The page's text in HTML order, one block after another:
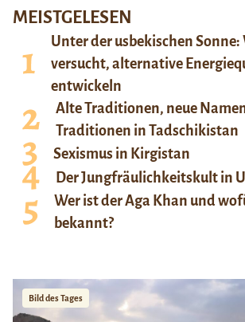
MEISTGELESEN
Unter der usbekischen
versucht, alternative
entwickeln
Alte Traditionen, neue
Traditionen in Tadschikistan
Sexismus in Kirgistan
Der Jungfräulichkeitskult in
Wer ist der Aga Khan und
bekannt?
Bild des Tages